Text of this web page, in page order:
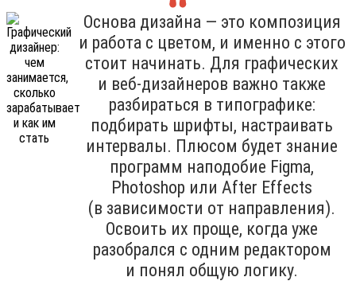
Основа дизайна — это композиция
и работа с цветом, и именно с этого
стоит начинать. Для графических
и веб-дизайнеров важно также
разбираться в типографике:
подбирать шрифты, настраивать
интервалы. Плюсом будет знание
программ наподобие Figma,
Photoshop или After Effects
(в зависимости от направления).
Освоить их проще, когда уже
разобрался с одним редактором
и понял общую логику.